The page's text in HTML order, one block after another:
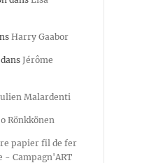
Harry Gaabor
dans Jérôme
Malardenti
Rönkkönen
papier fil de fer
- Campagn'ART